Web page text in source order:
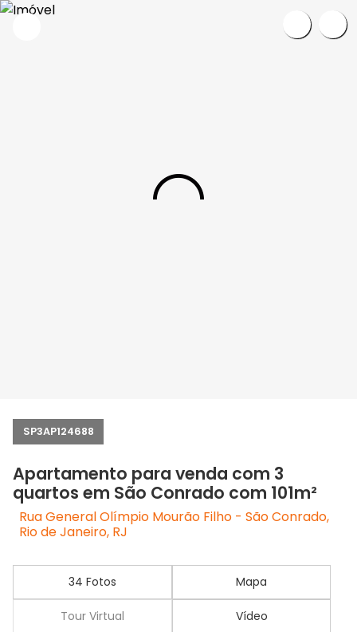
SP3AP124688
Apartamento para venda com 3
quartos em São Conrado com 101m²
Rua General Olímpio Mourão Filho - São Conrado,
Rio de Janeiro, RJ
34 Fotos Mapa
Tour Virtual Vídeo